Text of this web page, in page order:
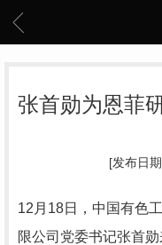
张首勋为恩菲
[发布日
12月18日，中国有色
限公司党委书记张首